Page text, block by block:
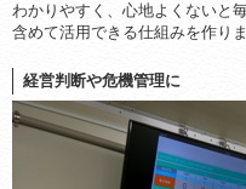
わかりやすく、心地よくないと
含めて活用できる仕組みを作りま
経営判断や危機管理に